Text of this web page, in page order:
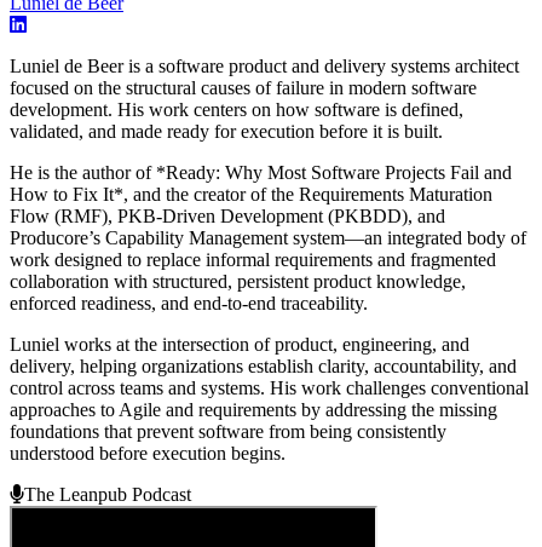
Luniel de Beer is a software product and delivery systems architect
focused on the structural causes of failure in modern software
development. His work centers on how software is defined,
validated, and made ready for execution before it is built.
He is the author of *Ready: Why Most Software Projects Fail and
How to Fix It*, and the creator of the Requirements Maturation
Flow (RMF), PKB-Driven Development (PKBDD), and
Producore’s Capability Management system—an integrated body of
work designed to replace informal requirements and fragmented
collaboration with structured, persistent product knowledge,
enforced readiness, and end-to-end traceability.
Luniel works at the intersection of product, engineering, and
delivery, helping organizations establish clarity, accountability, and
control across teams and systems. His work challenges conventional
approaches to Agile and requirements by addressing the missing
foundations that prevent software from being consistently
understood before execution begins.
The Leanpub Podcast